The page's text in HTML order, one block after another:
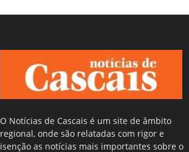
O Notícias de Cascais é um site de âmbito
regional, onde são relatadas com rigor e
isenção as notícias mais importantes sobre o